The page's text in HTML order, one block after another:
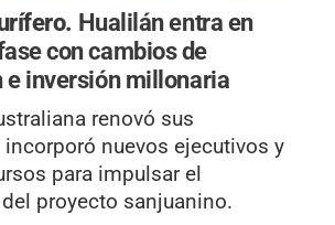
Hualilán entra en
con cambios de
e inversión millonaria
renovó sus
incorporó nuevos ejecutivos y
para impulsar el
proyecto sanjuanino.